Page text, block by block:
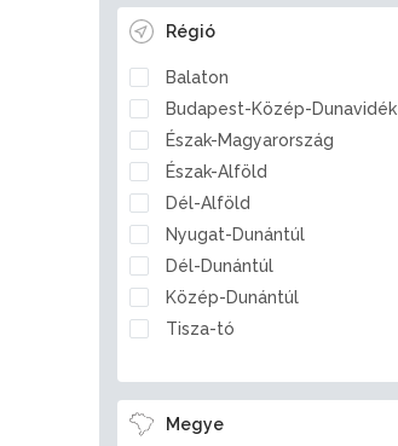
Régió
Balaton
Budapest-Közép-Dunavidék
Észak-Magyarország
Észak-Alföld
Dél-Alföld
Nyugat-Dunántúl
Dél-Dunántúl
Közép-Dunántúl
Tisza-tó
Megye